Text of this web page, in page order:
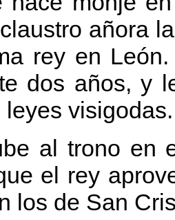
añora
rey en
dos años, y
visigodas.
al trono en
el rey
los de San